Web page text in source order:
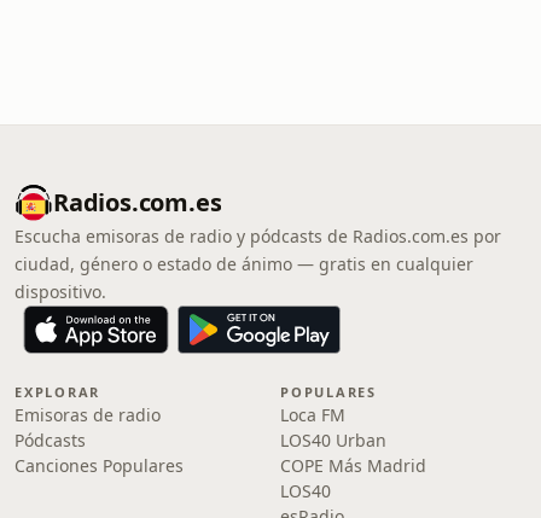
Radios.com.es
Escucha emisoras de radio y pódcasts de Radios.com.es por
ciudad, género o estado de ánimo — gratis en cualquier
dispositivo.
EXPLORAR
Emisoras de radio
Pódcasts
Canciones Populares
POPULARES
Loca FM
LOS40 Urban
COPE Más Madrid
LOS40